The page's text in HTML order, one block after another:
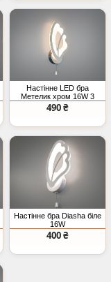
Настінне LED бра
Метелик хром 16W 3
режими
490 ₴
Настінне бра Diasha біле
16W
400 ₴